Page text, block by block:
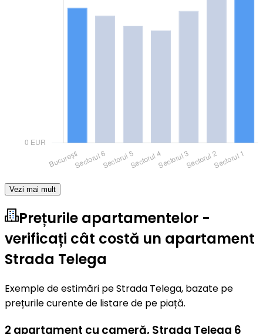
Vezi mai mult
Prețurile apartamentelor -
verificați cât costă un apartament
Strada Telega
Exemple de estimări pe Strada Telega, bazate pe
prețurile curente de listare de pe piață.
2 apartament cu cameră, Strada Telega 6